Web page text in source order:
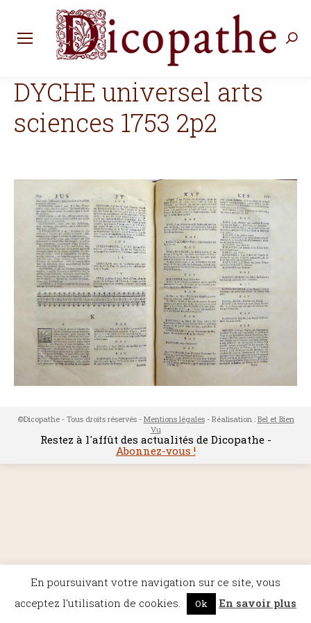
DYCHE universel arts
sciences 1753 2p2
©Dicopathe - Tous droits réservés - Mentions légales- Réalisation : Bel et Bien
Vu
Restez à l'affût des actualités de Dicopathe -
Abonnez-vous !
En poursuivant votre navigation sur ce site, vous
acceptez l'utilisation de cookies.
Ok En savoir plus